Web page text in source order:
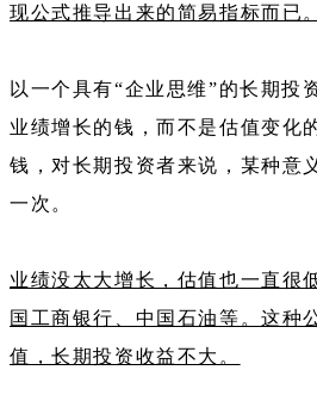
现公式推导出来的简易指标而已。
以一个具有“企业思维”的长期投
业绩增长的钱，而不是估值变化
钱，对长期投资者来说，某种意
一次。
业绩没太大增长，估值也一直很
国工商银行、中国石油等。这种
值，长期投资收益不大。